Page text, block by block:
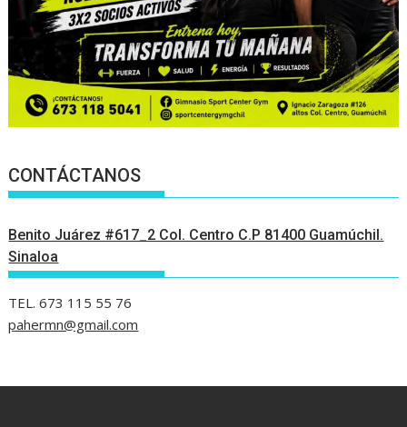
CONTÁCTANOS
Benito Juárez #617_2 Col. Centro C.P 81400 Guamúchil.
Sinaloa
TEL. 673 115 55 76
pahermn@gmail.com